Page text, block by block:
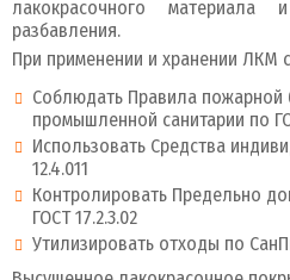
лакокрасочного
разбавления.
При применении и хранении ЛКМ
Соблюдать Правила пожарной
промышленной санитарии по
Использовать Средства
12.4.011
Контролировать Предельно
ГОСТ 17.2.3.02
Утилизировать отходы по